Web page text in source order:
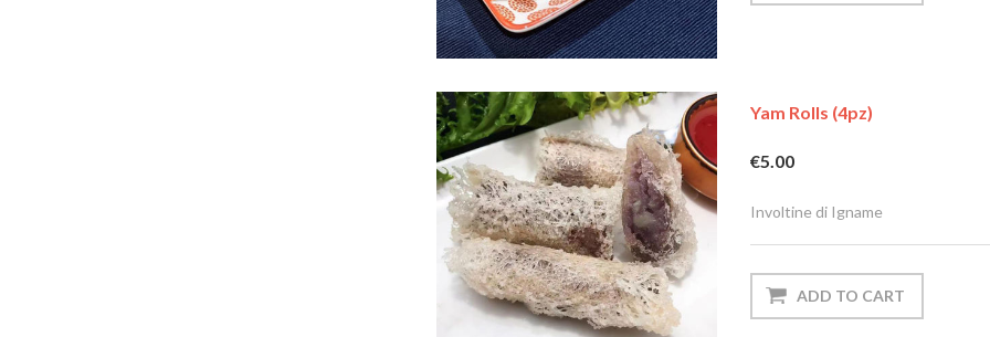
Yam Rolls (4pz)
€5.00
Involtine di Igname